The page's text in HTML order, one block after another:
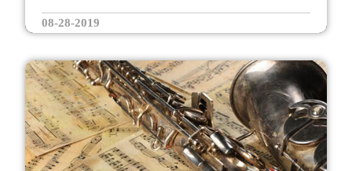
08-28-2019